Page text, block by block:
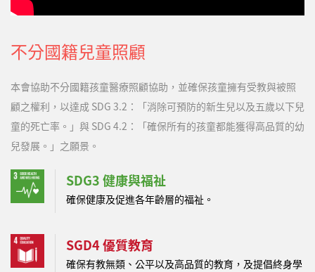
不分國籍兒童照顧
本會協助不分國籍孩童醫療照顧協助，並確保孩童擁有受教與被照
顧之權利，以達成 SDG 3.2：「消除可預防的新生兒以及五歲以下兒
童的死亡率。」與 SDG 4.2：「確保所有的孩童都能獲得高品質的幼
兒發展。」之願景。
SDG3 健康與福祉
確保健康及促進各年齡層的福祉。
SGD4 優質教育
確保有教無類、公平以及高品質的教育，及提倡終身學